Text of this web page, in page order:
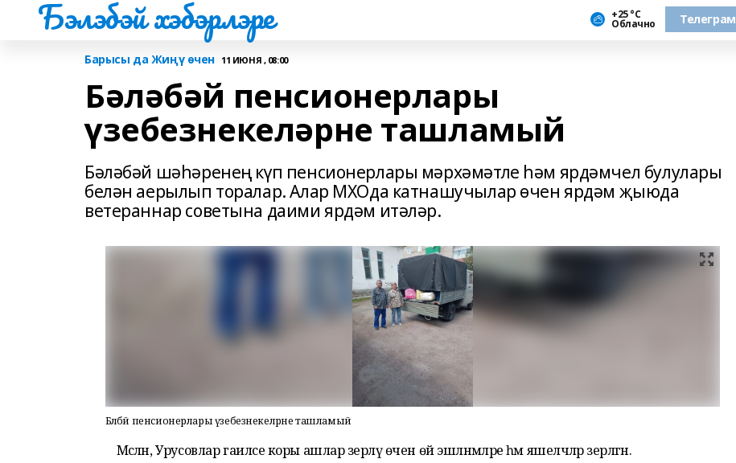
Бэлэбэй хэбэрлэре +25 °С
Облачно Телеграм
Барысы да Жиңү өчен 11 ИЮНЯ , 08:00
Бәләбәй пенсионерлары
үзебезнекеләрне ташламый
Бәләбәй шәһәренең күп пенсионерлары мәрхәмәтле һәм ярдәмчел булулары
белән аерылып торалар. Алар МХОда катнашучылар өчен ярдәм җыюда
ветераннар советына даими ярдәм итәләр.
Бәләбәй пенсионерлары үзебезнекеләрне ташламый
Мәсәлән, Урусовлар гаиләсе коры ашлар әзерләү өчен өй эшләнмәләре һәм яшелчәләр әзерләгән.